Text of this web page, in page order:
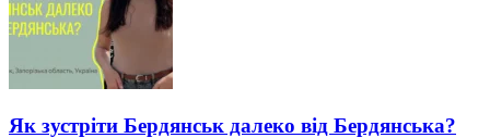
Як зустріти Бердянськ далеко від Бердянська?